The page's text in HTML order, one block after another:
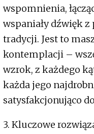
wspomnienia,
wspaniały dźwięk
tradycji. Jest to
kontemplacji –
wzrok, z każdego
każda jego
satysfakcjonująco
3. Kluczowe